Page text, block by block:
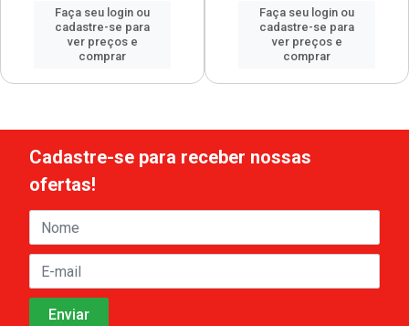
Faça seu login ou
cadastre-se para
ver preços e
comprar
Faça seu login ou
cadastre-se para
ver preços e
comprar
Cadastre-se para receber nossas
ofertas!